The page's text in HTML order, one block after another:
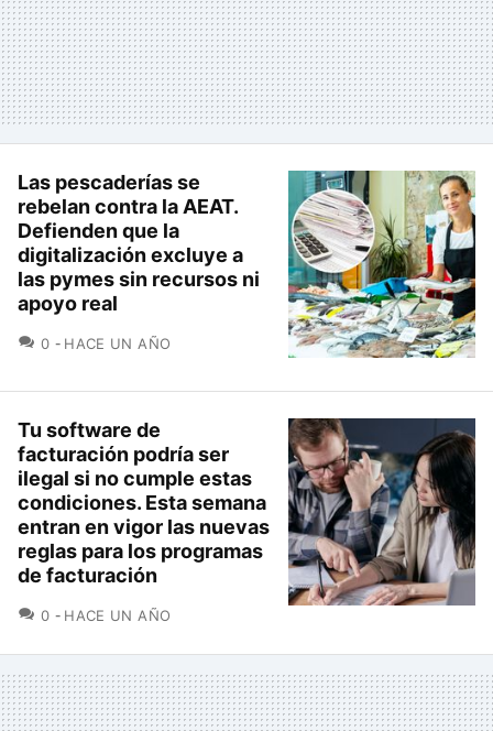
Las pescaderías se
rebelan contra la AEAT.
Defienden que la
digitalización excluye a
las pymes sin recursos ni
apoyo real
0 COMENTARIOS
HACE UN AÑO
Tu software de
facturación podría ser
ilegal si no cumple estas
condiciones. Esta semana
entran en vigor las nuevas
reglas para los programas
de facturación
0 COMENTARIOS
HACE UN AÑO